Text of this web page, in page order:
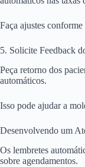
Faça ajustes conforme
5. Solicite Feedback
Peça retorno dos
automáticos.
Isso pode ajudar a
Desenvolvendo um
Os lembretes
sobre agendamentos.